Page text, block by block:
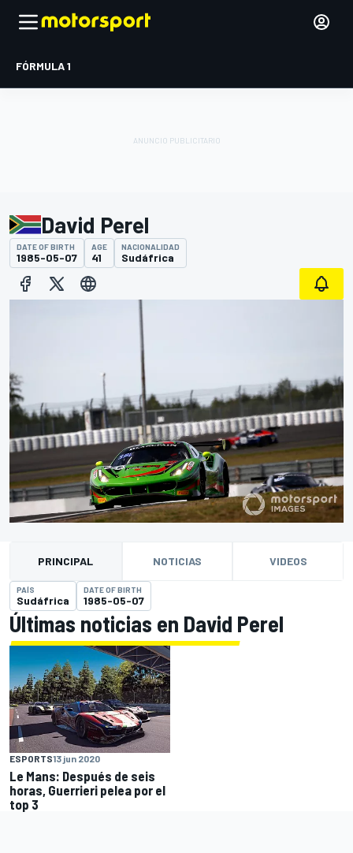
FÓRMULA 1
David Perel
DATE OF BIRTH
1985-05-07
AGE
41
NACIONALIDAD
Sudáfrica
PRINCIPAL NOTICIAS VIDEOS
PAÍS
Sudáfrica
DATE OF BIRTH
1985-05-07
Últimas noticias en David Perel
ESPORTS13 jun 2020
Le Mans: Después de seis
horas, Guerrieri pelea por el
top 3